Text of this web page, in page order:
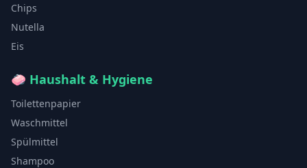
Chips
Nutella
Eis
🧼 Haushalt & Hygiene
Toilettenpapier
Waschmittel
Spülmittel
Shampoo